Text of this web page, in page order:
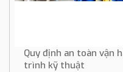
Quy định an toàn vận
trình kỹ thuật